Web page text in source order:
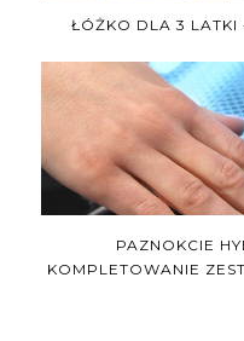
ŁÓŻKO DLA 3 LATKI
PAZNOKCIE
KOMPLETOWANIE